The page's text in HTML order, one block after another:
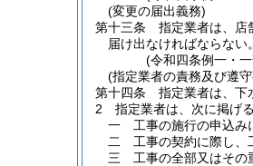
(変更の届出義務)
第十三条
指定業者は、店
届け出なければならない。
(令和四条例一・
(指定業者の責務及び遵
第十四条
指定業者は、下
2
指定業者は、次に掲げ
一
工事の施行の申込み
二
工事の契約に際し、
三
工事の全部又はその